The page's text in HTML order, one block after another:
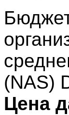
(NAS)
Цена